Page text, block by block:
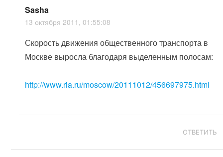
Sasha
13 октября 2011, 01:55:08
Скорость движения общественного транспорта в
Москве выросла благодаря выделенным полосам:
http://www.ria.ru/moscow/20111012/456697975.html
ОТВЕТИТЬ